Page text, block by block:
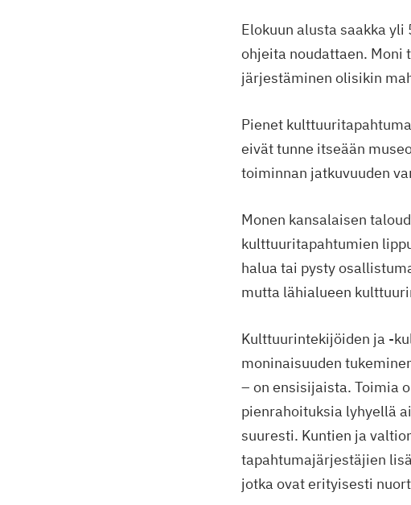
Elokuun alusta saakka
ohjeita noudattaen. Moni
järjestäminen olisikin
Pienet
eivät tunne itseään
toiminnan jatkuvuuden
Monen kansalaisen
kulttuuritapahtumien
halua tai pysty
mutta lähialueen
Kulttuurintekijöiden ja -
moninaisuuden
– on ensisijaista. Toimia
pienrahoituksia lyhyellä
suuresti. Kuntien ja
tapahtumajärjestäjien
jotka ovat erityisesti